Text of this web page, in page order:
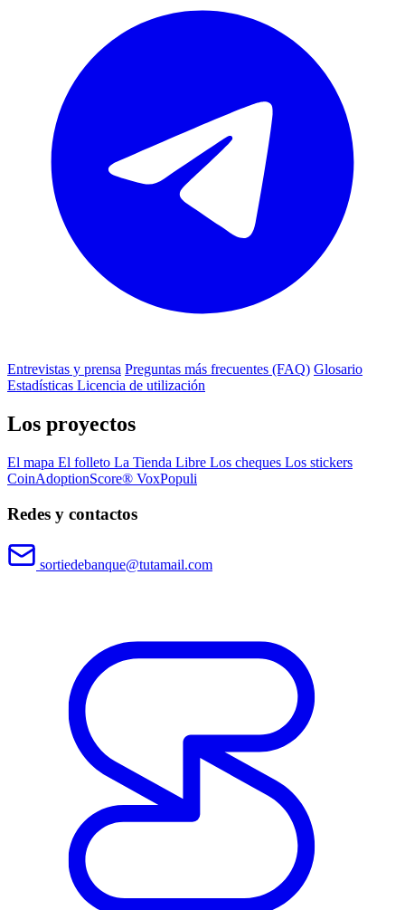
Entrevistas y prensa Preguntas más frecuentes (FAQ) Glosario
Estadísticas Licencia de utilización
Los proyectos
El mapa El folleto La Tienda Libre Los cheques Los stickers
CoinAdoptionScore® VoxPopuli
Redes y contactos
sortiedebanque@tutamail.com